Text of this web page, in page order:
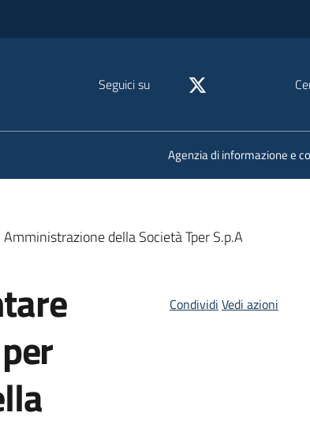
Seguici su
Agenzia di informazione e
della Società Tper S.p.A
Condividi Vedi azioni